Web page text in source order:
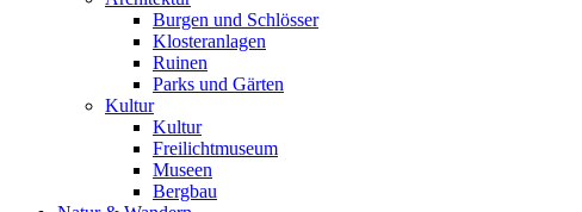
Burgen und Schlösser
Klosteranlagen
Ruinen
Parks und Gärten
Kultur
Kultur
Freilichtmuseum
Museen
Bergbau